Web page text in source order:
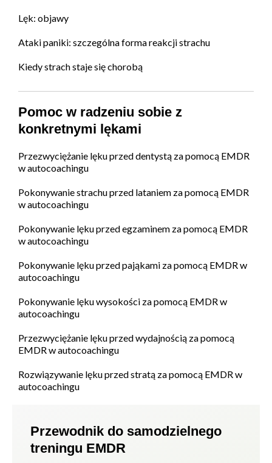
Lęk: objawy
Ataki paniki: szczególna forma reakcji strachu
Kiedy strach staje się chorobą
Pomoc w radzeniu sobie z
konkretnymi lękami
Przezwyciężanie lęku przed dentystą za pomocą EMDR
w autocoachingu
Pokonywanie strachu przed lataniem za pomocą EMDR
w autocoachingu
Pokonywanie lęku przed egzaminem za pomocą EMDR
w autocoachingu
Pokonywanie lęku przed pająkami za pomocą EMDR w
autocoachingu
Pokonywanie lęku wysokości za pomocą EMDR w
autocoachingu
Przezwyciężanie lęku przed wydajnością za pomocą
EMDR w autocoachingu
Rozwiązywanie lęku przed stratą za pomocą EMDR w
autocoachingu
Przewodnik do samodzielnego
treningu EMDR